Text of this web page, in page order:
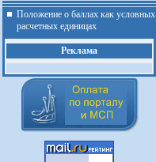
Положение о баллах как условных
расчетных единицах
Реклама